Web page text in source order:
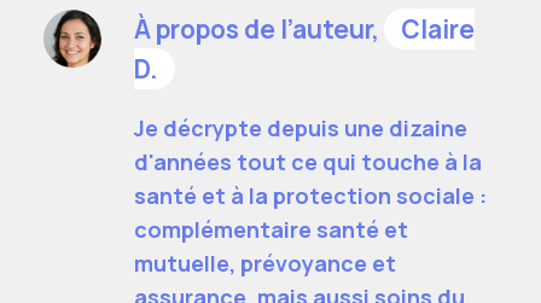
À propos de l’auteur,
Claire
D.
Je décrypte depuis une dizaine
d'années tout ce qui touche à la
santé et à la protection sociale :
complémentaire santé et
mutuelle, prévoyance et